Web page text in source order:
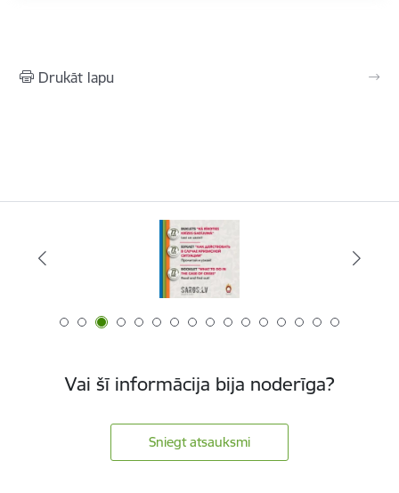
Drukāt lapu
Vai šī informācija bija noderīga?
Sniegt atsauksmi